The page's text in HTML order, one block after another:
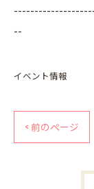
--
イベント情報
< 前のページ